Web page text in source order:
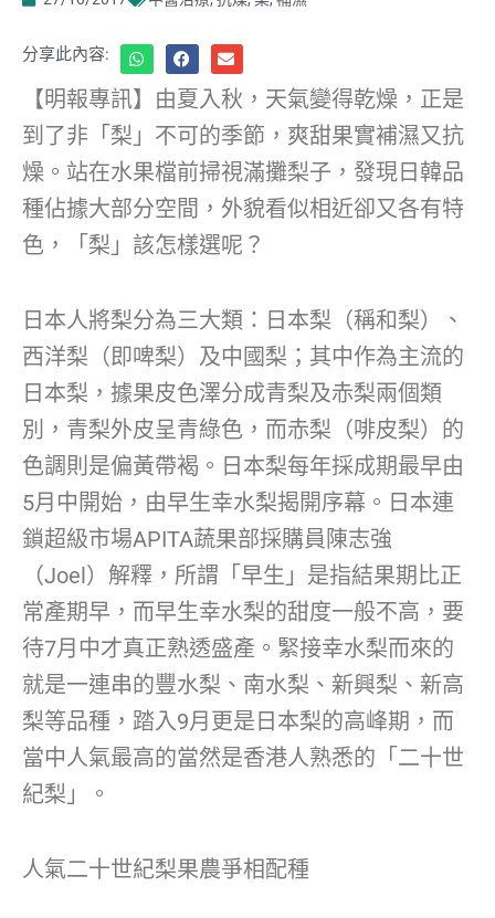
分享此內容:
【明報專訊】由夏入秋，天氣變得乾燥，正是
到了非「梨」不可的季節，爽甜果實補濕又抗
燥。站在水果檔前掃視滿攤梨子，發現日韓品
種佔據大部分空間，外貌看似相近卻又各有特
色，「梨」該怎樣選呢？
日本人將梨分為三大類：日本梨（稱和梨）、
西洋梨（即啤梨）及中國梨；其中作為主流的
日本梨，據果皮色澤分成青梨及赤梨兩個類
別，青梨外皮呈青綠色，而赤梨（啡皮梨）的
色調則是偏黃帶褐。日本梨每年採成期最早由
5月中開始，由早生幸水梨揭開序幕。日本連
鎖超級市場APITA蔬果部採購員陳志強
（Joel）解釋，所謂「早生」是指結果期比正
常產期早，而早生幸水梨的甜度一般不高，要
待7月中才真正熟透盛產。緊接幸水梨而來的
就是一連串的豐水梨、南水梨、新興梨、新高
梨等品種，踏入9月更是日本梨的高峰期，而
當中人氣最高的當然是香港人熟悉的「二十世
紀梨」。
人氣二十世紀梨果農爭相配種